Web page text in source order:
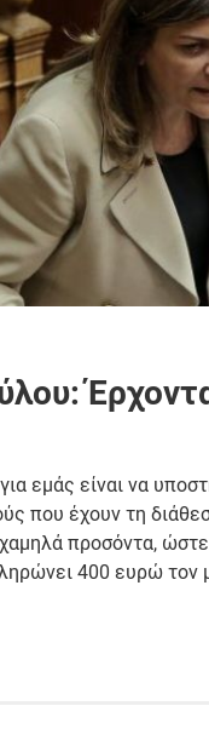
εμάς είναι να
που έχουν τη
προσόντα,
400 ευρώ